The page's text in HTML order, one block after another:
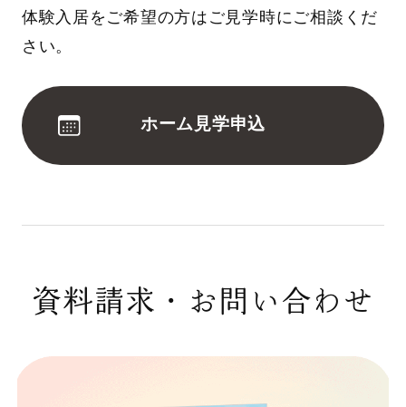
体験入居をご希望の方はご見学時にご相談くだ
さい。
ホーム見学申込
資料請求・お問い合わせ